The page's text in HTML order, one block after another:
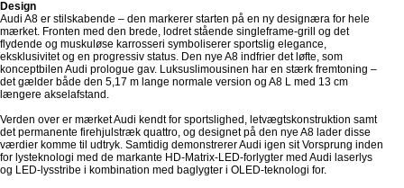
Design
Audi A8 er stilskabende – den markerer starten på en ny designæra for hele
mærket. Fronten med den brede, lodret stående singleframe-grill og det
flydende og muskuløse karrosseri symboliserer sportslig elegance,
eksklusivitet og en progressiv status. Den nye A8 indfrier det løfte, som
konceptbilen Audi prologue gav. Luksuslimousinen har en stærk fremtoning –
det gælder både den 5,17 m lange normale version og A8 L med 13 cm
længere akselafstand.
Verden over er mærket Audi kendt for sportslighed, letvægtskonstruktion samt
det permanente firehjulstræk quattro, og designet på den nye A8 lader disse
værdier komme til udtryk. Samtidig demonstrerer Audi igen sit Vorsprung inden
for lysteknologi med de markante HD-Matrix-LED-forlygter med Audi laserlys
og LED-lysstribe i kombination med baglygter i OLED-teknologi for.